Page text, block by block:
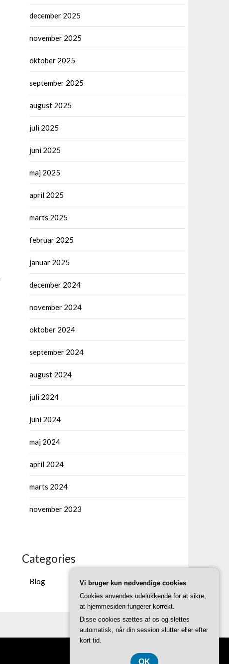
december 2025
november 2025
oktober 2025
september 2025
august 2025
juli 2025
juni 2025
maj 2025
april 2025
marts 2025
februar 2025
januar 2025
december 2024
november 2024
oktober 2024
september 2024
august 2024
juli 2024
juni 2024
maj 2024
april 2024
marts 2024
november 2023
Categories
Blog
Vi bruger kun nødvendige cookies
Cookies anvendes udelukkende for at sikre,
at hjemmesiden fungerer korrekt.
Disse cookies sættes af os og slettes
automatisk, når din session slutter eller efter
kort tid.
OK